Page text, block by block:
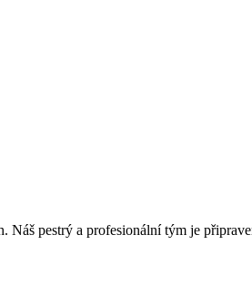
pestrý a profesionální tým je